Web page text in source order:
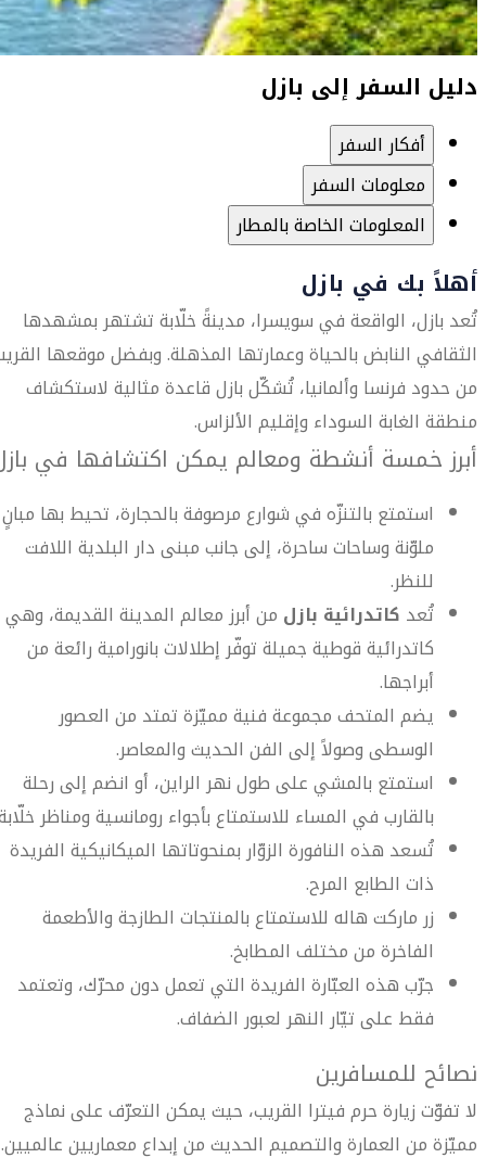
دليل السفر إلى بازل
أفكار السفر
معلومات السفر
المعلومات الخاصة بالمطار
أهلاً بك في بازل
تُعد بازل، الواقعة في سويسرا، مدينةً خلّابة تشتهر بمشهدها
الثقافي النابض بالحياة وعمارتها المذهلة. وبفضل موقعها
من حدود فرنسا وألمانيا، تُشكّل بازل قاعدة مثالية لاستكشاف
منطقة الغابة السوداء وإقليم الألزاس.
أبرز خمسة أنشطة ومعالم يمكن اكتشافها في
استمتع بالتنزّه في شوارع مرصوفة بالحجارة، تحيط بها مبانٍ
ملوّنة وساحات ساحرة، إلى جانب مبنى دار البلدية اللافت
للنظر.
تُعد كاتدرائية بازل من أبرز معالم المدينة القديمة، وهي
كاتدرائية قوطية جميلة توفّر إطلالات بانورامية رائعة من
أبراجها.
يضم المتحف مجموعة فنية مميّزة تمتد من العصور
الوسطى وصولاً إلى الفن الحديث والمعاصر.
استمتع بالمشي على طول نهر الراين، أو انضم إلى رحلة
بالقارب في المساء للاستمتاع بأجواء رومانسية ومناظر
تُسعد هذه النافورة الزوّار بمنحوتاتها الميكانيكية الفريدة
ذات الطابع المرح.
زر ماركت هاله للاستمتاع بالمنتجات الطازجة والأطعمة
الفاخرة من مختلف المطابخ.
جرّب هذه العبّارة الفريدة التي تعمل دون محرّك، وتعتمد
فقط على تيّار النهر لعبور الضفاف.
نصائح للمسافرين
لا تفوّت زيارة حرم فيترا القريب، حيث يمكن التعرّف على نماذج
مميّزة من العمارة والتصميم الحديث من إبداع معماريين عالميين.